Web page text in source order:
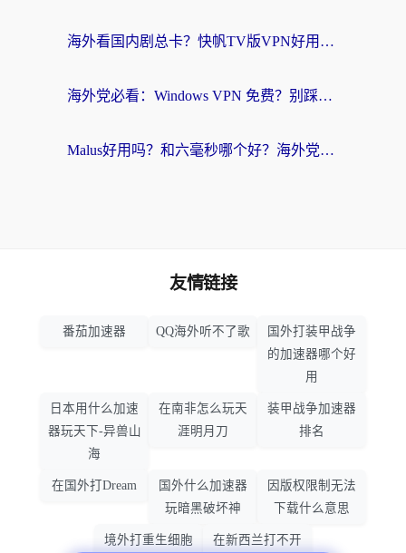
海外看国内剧总卡？快帆TV版VPN好用吗？和快滚VPN对比哪个回国效果更好？
海外党必看：Windows VPN 免费？别踩坑！教你选对好用的国内加速器无缝回国
Malus好用吗？和六毫秒哪个好？海外党选回国加速器的避坑指南
友情链接
番茄加速器 QQ海外听不了歌
国外打装甲战争
的加速器哪个好
用
日本用什么加速
器玩天下-异兽山
海
在南非怎么玩天
涯明月刀
装甲战争加速器
排名
在国外打Dream
国外什么加速器
玩暗黑破坏神
因版权限制无法
下载什么意思
境外打重生细胞 在新西兰打不开